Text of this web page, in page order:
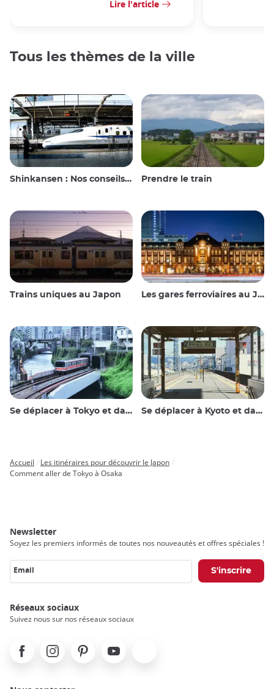
Lire l'article
Tous les thèmes de la ville
Shinkansen : Nos conseils de voyage pour le train à grande vitesse japonais Prendre le train
Trains uniques au Japon Les gares ferroviaires au Japon
Se déplacer à Tokyo et dans les environs Se déplacer à Kyoto et dans les environs
Breadcrumb
Accueil
Les itinéraires pour découvrir le Japon
Comment aller de Tokyo à Osaka
Newsletter
Soyez les premiers informés de toutes nos nouveautés et offres spéciales !
Email
Réseaux sociaux
Suivez nous sur nos réseaux sociaux
FacebookInstagramPinterest Youtube